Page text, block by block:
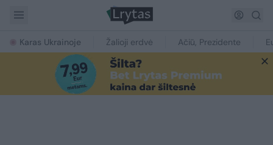
Karas Ukrainoje Žalioji erdvė Ačiū, Prezidente